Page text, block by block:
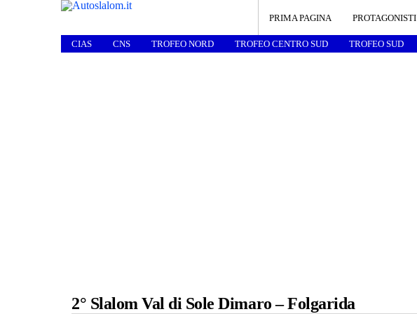
PRIMA PAGINA PROTAGONISTI
CIAS CNS TROFEO NORD TROFEO CENTRO SUD TROFEO SUD
2° Slalom Val di Sole Dimaro – Folgarida